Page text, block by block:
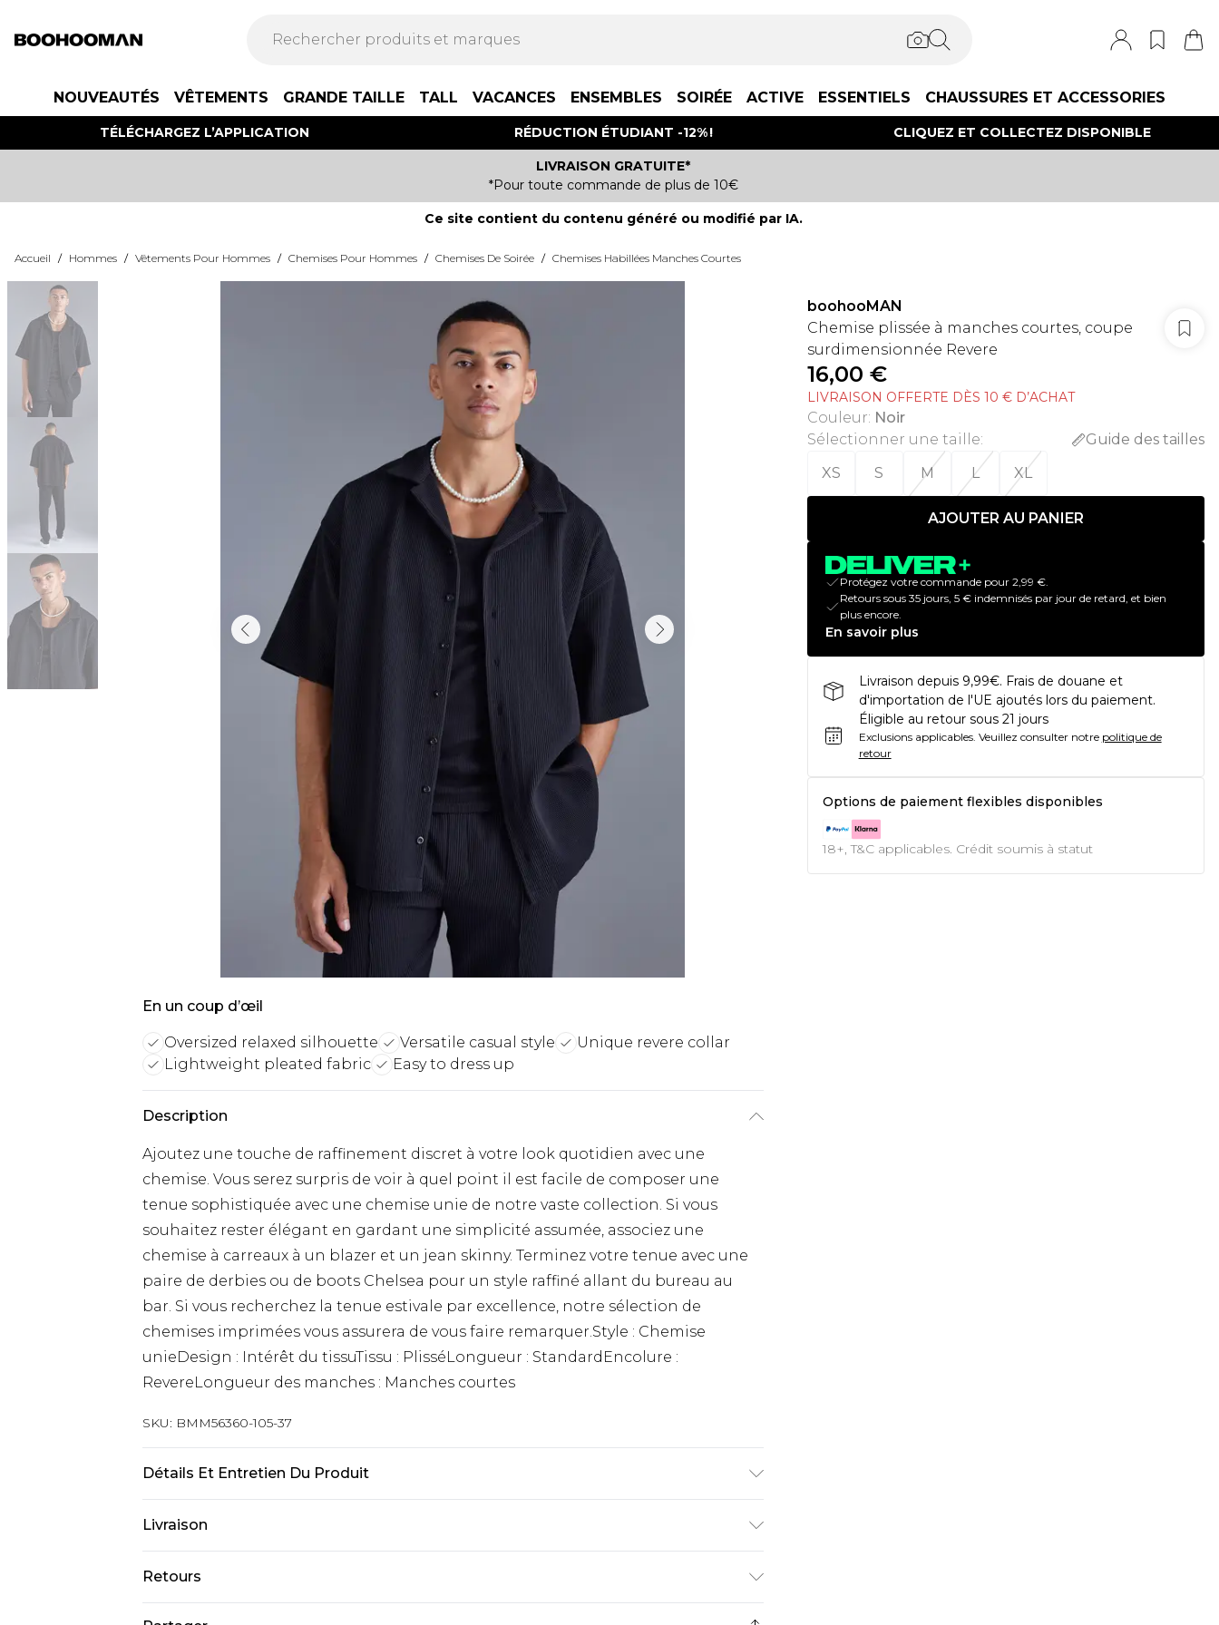
NOUVEAUTÉS VÊTEMENTS GRANDE TAILLE TALL VACANCES ENSEMBLES SOIRÉE ACTIVE ESSENTIELS CHAUSSURES ET ACCESSORIES
TÉLÉCHARGEZ L’APPLICATION RÉDUCTION ÉTUDIANT -12% ! CLIQUEZ ET COLLECTEZ DISPONIBLE
LIVRAISON GRATUITE*
*Pour toute commande de plus de 10€
Ce site contient du contenu généré ou modifié par IA.
Accueil / Hommes / Vêtements Pour Hommes / Chemises Pour Hommes / Chemises De Soirée / Chemises Habillées Manches Courtes
En un coup d’œil
Oversized relaxed silhouette Versatile casual style
Unique revere collar
Lightweight pleated fabric
Easy to dress up
Description
Ajoutez une touche de raffinement discret à votre look quotidien avec une
chemise. Vous serez surpris de voir à quel point il est facile de composer une
tenue sophistiquée avec une chemise unie de notre vaste collection. Si vous
souhaitez rester élégant en gardant une simplicité assumée, associez une
chemise à carreaux à un blazer et un jean skinny. Terminez votre tenue avec une
paire de derbies ou de boots Chelsea pour un style raffiné allant du bureau au
bar. Si vous recherchez la tenue estivale par excellence, notre sélection de
chemises imprimées vous assurera de vous faire remarquer.Style : Chemise
unieDesign : Intérêt du tissuTissu : PlisséLongueur : StandardEncolure :
RevereLongueur des manches : Manches courtes
SKU: BMM56360-105-37
Détails Et Entretien Du Produit
Livraison
Livraison standard France
€9.99
Retours
boohooMAN
Chemise plissée à manches courtes, coupe
surdimensionnée Revere
16,00 €
LIVRAISON OFFERTE DÈS 10 € D’ACHAT
Couleur: Noir
Sélectionner une taille:
Guide des tailles
XS
S M L XL
AJOUTER AU PANIER
Protégez votre commande pour 2,99 €.
Retours sous 35 jours, 5 € indemnisés par jour de retard, et bien
plus encore.
En savoir plus
Livraison depuis 9,99€. Frais de douane et
d'importation de l'UE ajoutés lors du paiement.
Éligible au retour sous 21 jours
Exclusions applicables. Veuillez consulter notre politique de
retour
Options de paiement flexibles disponibles
18+, T&C applicables. Crédit soumis à statut